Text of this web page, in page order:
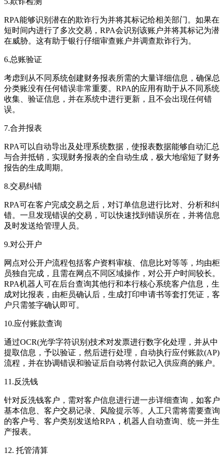
RPA能够识别潜在的欺诈行为并将其标记给相关部门。如果在
短时间内进行了多次交易，RPA会识别该账户并将其标记为潜
在威胁。这有助于银行仔细审查账户并调查欺诈行为。
6.总账验证
考虑到从不同系统创建财务报表所需的大量详细信息，确保总
分类账没有任何错误非常重要。RPA的应用有助于从不同系统
收集、验证信息，并在系统中进行更新，且不会出现任何错
误。
7.合并报表
RPA可以自动导出及处理系统数据，使报表数据能够自动汇总
与合并抵销，实现财务报表的全自动生成，极大地缩短了财务
报告的生成周期。
8.交易纠错
RPA可在客户完成交易之后，对订单信息进行比对、分析和纠
错。一旦发现错误的交易，可以快速找到错误所在，并将信息
及时发送给管理人员。
9.对公开户
网点对公开户流程包括客户资料审核、信息比对等等，均由柜
员独自完成，且需在网点不同区域操作，对公开户时间较长。
RPA机器人可在后台查询其他行和本行核心系统客户信息，生
成对比报表，由柜员确认后，生成打印申请书等套打凭证，客
户只需签字确认即可。
10.应付账款查询
通过OCR(光学字符识别)技术对发票进行数字化处理，并从中
提取信息，予以验证，然后进行处理，自动执行应付账款(AP)
流程，并在协调错误和验证后自动将付款记入供应商的账户。
11.反洗钱
针对反洗钱客户，需对客户信息进行进一步详细查询，如客户
基本信息、客户交易记录、风险提示等。人工只需将需要查询
的客户号、客户类别发送给RPA，机器人自动查询、统一并生
产报表。
12. 托管清算